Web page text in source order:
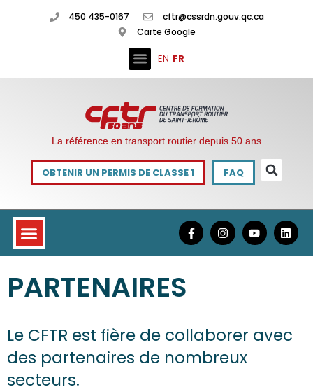
450 435-0167
cftr@cssrdn.gouv.qc.ca
Carte Google
EN FR
La référence en transport routier depuis 50 ans
OBTENIR UN PERMIS DE CLASSE 1 FAQ
PARTENAIRES
Le CFTR est fière de collaborer avec
des partenaires de nombreux
secteurs.